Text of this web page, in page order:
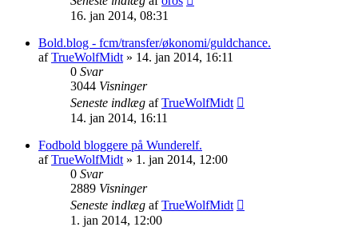
16. jan 2014, 08:31
Bold.blog - fcm/transfer/økonomi/guldchance.
afTrueWolfMidt » 14. jan 2014, 16:11
0 Svar
3044 Visninger
Seneste indlæg afTrueWolfMidt
14. jan 2014, 16:11
Fodbold bloggere på Wunderelf.
afTrueWolfMidt » 1. jan 2014, 12:00
0 Svar
2889 Visninger
Seneste indlæg afTrueWolfMidt
1. jan 2014, 12:00